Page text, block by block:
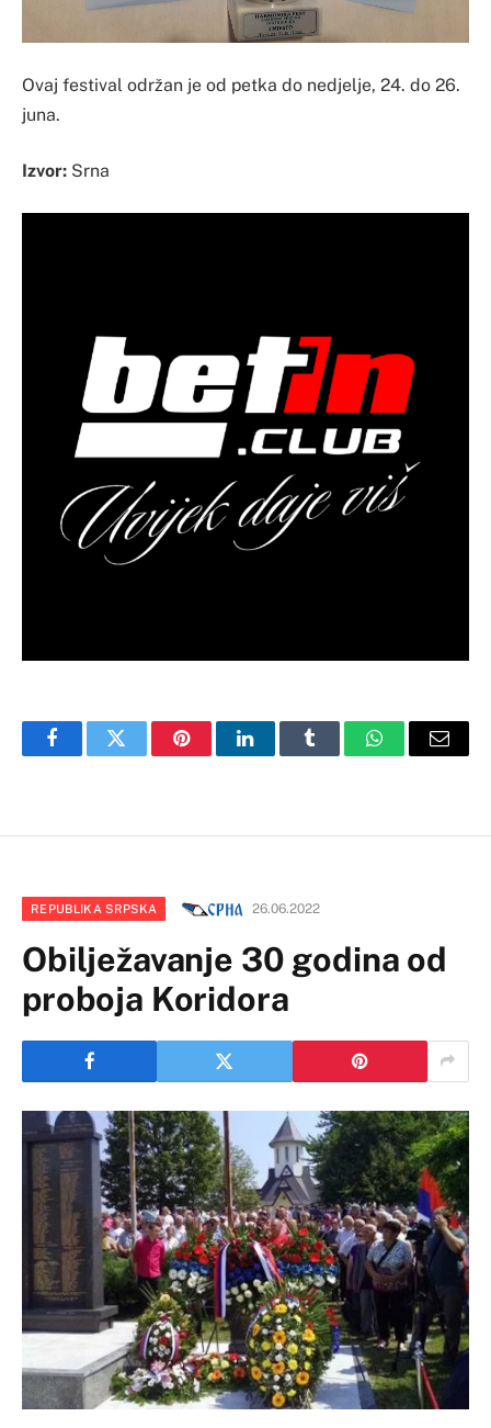
Ovaj festival održan je od petka do nedjelje, 24. do 26.
juna.
Izvor: Srna
FacebookTwitter PinterestLinkedInTumblr WhatsAppEmail
REPUBLIKA SRPSKA 26.06.2022
Obilježavanje 30 godina od
proboja Koridora